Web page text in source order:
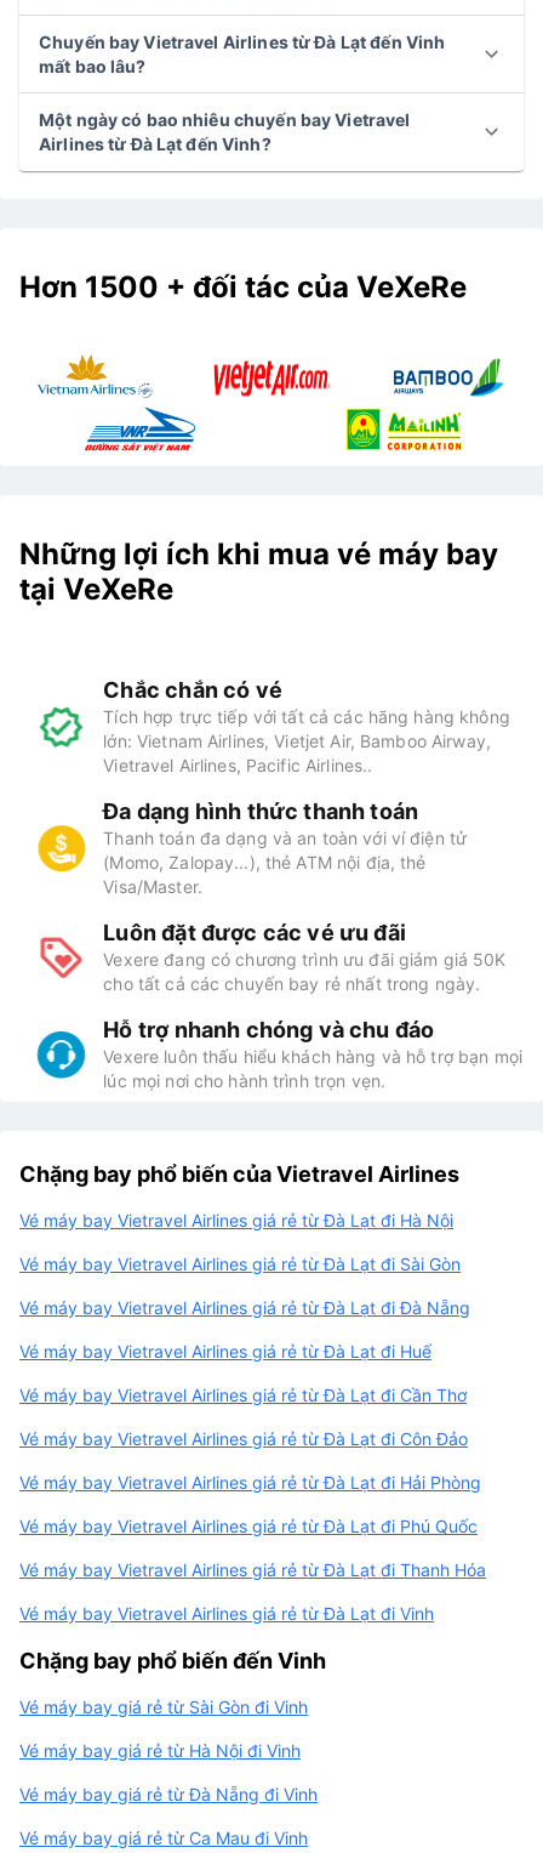
Chuyến bay Vietravel Airlines từ Đà Lạt đến Vinh
mất bao lâu?
Một ngày có bao nhiêu chuyến bay Vietravel
Airlines từ Đà Lạt đến Vinh?
Hơn 1500 + đối tác của VeXeRe
Những lợi ích khi mua vé máy bay
tại VeXeRe
Chắc chắn có vé
Tích hợp trực tiếp với tất cả các hãng hàng không
lớn: Vietnam Airlines, Vietjet Air, Bamboo Airway,
Vietravel Airlines, Pacific Airlines..
Đa dạng hình thức thanh toán
Thanh toán đa dạng và an toàn với ví điện tử
(Momo, Zalopay...), thẻ ATM nội địa, thẻ
Visa/Master.
Luôn đặt được các vé ưu đãi
Vexere đang có chương trình ưu đãi giảm giá 50K
cho tất cả các chuyến bay rẻ nhất trong ngày.
Hỗ trợ nhanh chóng và chu đáo
Vexere luôn thấu hiểu khách hàng và hỗ trợ bạn mọi
lúc mọi nơi cho hành trình trọn vẹn.
Chặng bay phổ biến của Vietravel Airlines
Vé máy bay Vietravel Airlines giá rẻ từ Đà Lạt đi Hà Nội
Vé máy bay Vietravel Airlines giá rẻ từ Đà Lạt đi Sài Gòn
Vé máy bay Vietravel Airlines giá rẻ từ Đà Lạt đi Đà Nẵng
Vé máy bay Vietravel Airlines giá rẻ từ Đà Lạt đi Huế
Vé máy bay Vietravel Airlines giá rẻ từ Đà Lạt đi Cần Thơ
Vé máy bay Vietravel Airlines giá rẻ từ Đà Lạt đi Côn Đảo
Vé máy bay Vietravel Airlines giá rẻ từ Đà Lạt đi Hải Phòng
Vé máy bay Vietravel Airlines giá rẻ từ Đà Lạt đi Phú Quốc
Vé máy bay Vietravel Airlines giá rẻ từ Đà Lạt đi Thanh Hóa
Vé máy bay Vietravel Airlines giá rẻ từ Đà Lạt đi Vinh
Chặng bay phổ biến đến Vinh
Vé máy bay giá rẻ từ Sài Gòn đi Vinh
Vé máy bay giá rẻ từ Hà Nội đi Vinh
Vé máy bay giá rẻ từ Đà Nẵng đi Vinh
Vé máy bay giá rẻ từ Ca Mau đi Vinh